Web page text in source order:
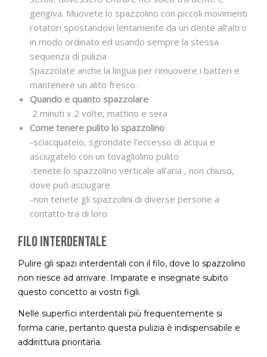
gengiva. Muovete lo spazzolino con piccoli movimenti
rotatori spostandovi lentamente da un dente all’altro
in modo ordinato ed usando sempre la stessa
sequenza di pulizia
Spazzolate anche la lingua per rimuovere i batteri e
mantenere un alito fresco.
Quando e quanto spazzolare
2 minuti x 2 volte, mattino e sera
Come tenere pulito lo spazzolino
-sciacquatelo, sgrondate l’eccesso di acqua e
asciugatelo con un tovagliolino pulito
-tenete lo spazzolino verticale all’aria , non chiuso,
dove può asciugare
-non tenete gli spazzolini di diverse persone a
contatto tra di loro
Filo interdentale
Pulire gli spazi interdentali con il filo, dove lo spazzolino
non riesce ad arrivare. Imparate e insegnate subito
questo concetto ai vostri figli.
Nelle superfici interdentali più frequentemente si
forma carie, pertanto questa pulizia è indispensabile e
addirittura prioritaria.